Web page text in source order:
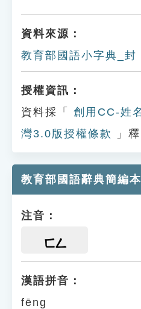
資料來源：
教育部國語小字典_封
授權資訊：
資料採「
創用CC-姓
灣3.0版授權條款
」
教育部國語辭典簡編本
注音：
ㄈㄥ
漢語拼音：
fēng